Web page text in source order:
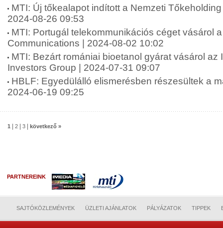
MTI: Új tőkealapot indított a Nemzeti
2024-08-26 09:53
MTI: Portugál telekommunikációs céget vásárol
Communications | 2024-08-02 10:02
MTI: Bezárt romániai bioetanol gyárat vásárol az
Investors Group | 2024-07-31 09:07
HBLF: Egyedülálló elismerésben részesültek a
2024-06-19 09:25
1 2 3 következő »
PARTNEREINK
SAJTÓKÖZLEMÉNYEK ÜZLETI AJÁNLATOK PÁLYÁZATOK TIPPEK